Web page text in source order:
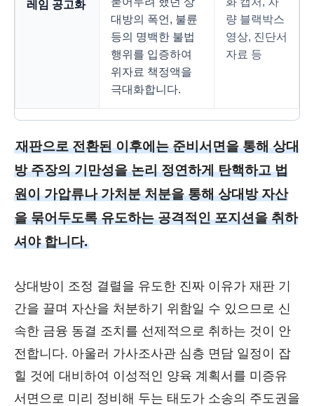
레임 공고화
대방의 폭언, 불륜
등의 명백한 불법
행위를 입증하여
위자료 책정액을
극대화합니다.
량 블랙박스
영상, 진단서
자료 등
재판으로 전환된 이후에는 준비서면을 통해 상대
방 주장의 기만성을 논리 정연하게 탄핵하고 법
원이 가압류나 가처분 처분을 통해 상대방 자산
을 묶어두도록 유도하는 공격적인 포지션을 취하
셔야 합니다.
상대방이 조정 결렬을 유도한 진짜 이유가 재판 기
간을 끌며 자산을 처분하기 위함일 수 있으므로 신
속한 금융 동결 조치를 선제적으로 취하는 것이 안
전합니다. 아울러 가사조사관 심층 면담 일정이 잡
힐 것에 대비하여 이성적인 양육 계획서를 미증유
서면으로 미리 정비해 두는 태도가 소송의 주도권을